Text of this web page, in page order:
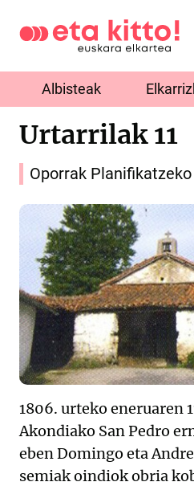
Albisteak
Urtarrilak 11
Oporrak Planifikatzeko
1806. urteko eneruaren
Akondiako San Pedro
eben Domingo eta
semiak oindiok obria